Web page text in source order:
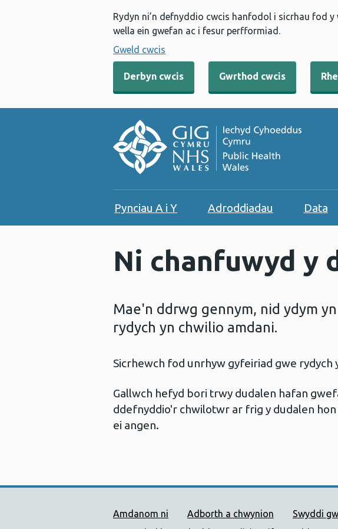
Rydyn ni’n defnyddio cwcis hanfodol i sicrhau fod
wella ein gwefan ac i fesur perfformiad.
Gweld cwcis
Derbyn cwcis Gwrthod cwcis
Pynciau A i Y Adroddiadau Data
Ni chanfuwyd y
Mae'n ddrwg gennym, nid ydym
rydych yn chwilio amdani.
Sicrhewch fod unrhyw gyfeiriad gwe rydych
Gallwch hefyd bori trwy dudalen hafan
ddefnyddio'r chwilotwr ar frig y dudalen
ei angen.
Dolenni Cymorth Iechyd
Amdanom ni Adborth a chwynion
Swyddi